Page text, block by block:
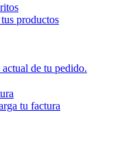
productos
de tu pedido.
tu factura